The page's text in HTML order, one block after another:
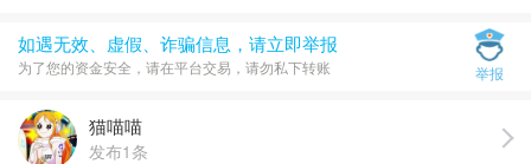
如遇无效、虚假、诈骗信息，请立即举报
为了您的资金安全，请在平台交易，请勿私下转账 举报
猫喵喵
发布1条